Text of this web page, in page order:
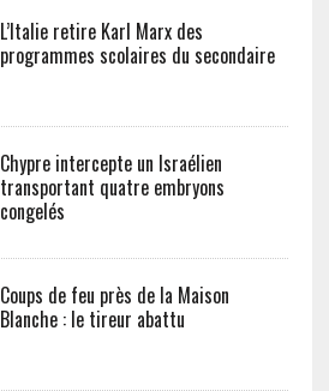
L’Italie retire Karl Marx des
programmes scolaires du secondaire
Chypre intercepte un Israélien
transportant quatre embryons
congelés
Coups de feu près de la Maison
Blanche : le tireur abattu